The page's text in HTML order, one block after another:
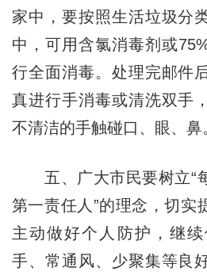
家中，要按照生活垃圾分
中，可用含氯消毒剂或
行全面消毒。处理完邮件
真进行手消毒或清洗双手
不清洁的手触碰口、眼、鼻
五、广大市民要树立“
第一责任人”的理念，切实
主动做好个人防护，继
手、常通风、少聚集等良